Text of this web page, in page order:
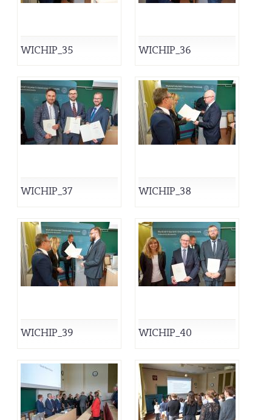
WICHIP_35 WICHIP_36
WICHIP_37 WICHIP_38
WICHIP_39 WICHIP_40